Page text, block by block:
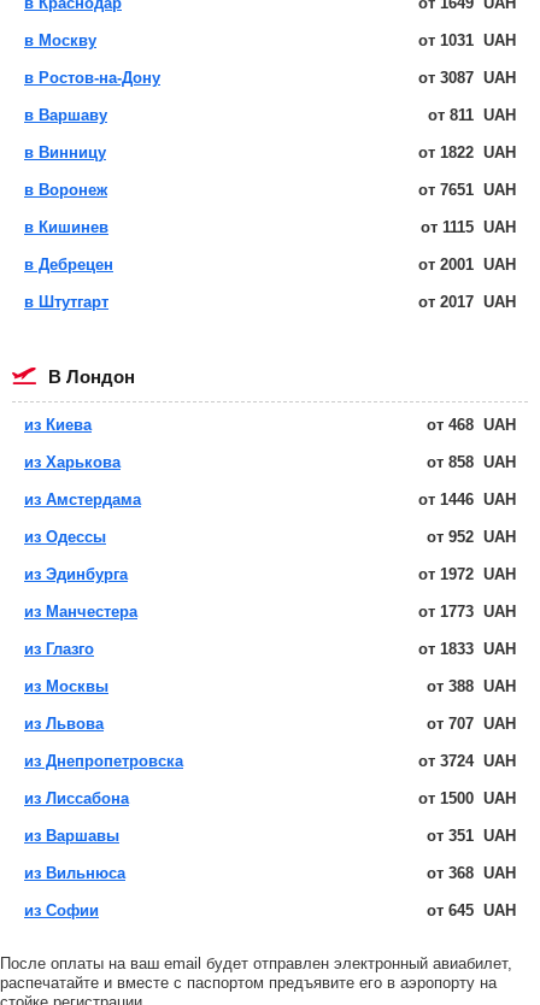
в Москву от 1031 UAH
в Ростов-на-Дону от 3087 UAH
в Варшаву от 811 UAH
в Винницу от 1822 UAH
в Воронеж от 7651 UAH
в Кишинев от 1115 UAH
в Дебрецен от 2001 UAH
в Штутгарт от 2017 UAH
в Лондон
из Киева от 468 UAH
из Харькова от 858 UAH
из Амстердама от 1446 UAH
из Одессы от 952 UAH
из Эдинбурга от 1972 UAH
из Манчестера от 1773 UAH
из Глазго от 1833 UAH
из Москвы от 388 UAH
из Львова от 707 UAH
из Днепропетровска от 3724 UAH
из Лиссабона от 1500 UAH
из Варшавы от 351 UAH
из Вильнюса от 368 UAH
из Софии от 645 UAH
После оплаты на ваш email будет отправлен электронный авиабилет,
распечатайте и вместе с паспортом предъявите его в аэропорту на
стойке регистрации.